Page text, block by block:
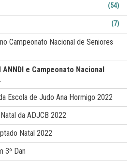
-70 kg. Do mesmo clube
Paulo (-73 kg) e Diogo Louro (-60
(54)
(7)
Campeonato Nacional de Seniores
e Campeonato Nacional
Escola de Judo Ana Hormigo 2022
da ADJCB 2022
Natal 2022
3º Dan